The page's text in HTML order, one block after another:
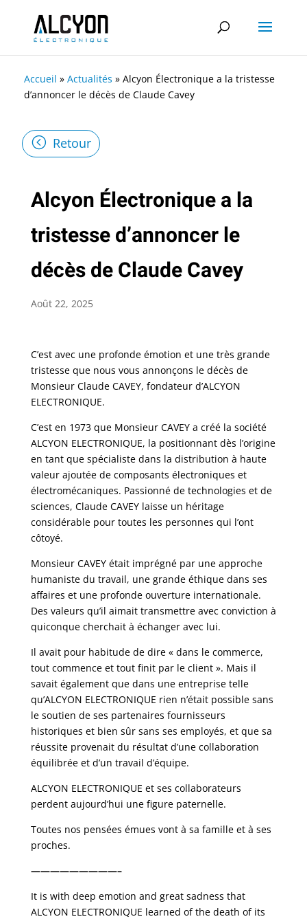
Accueil » Actualités » Alcyon Électronique a la tristesse
d’annoncer le décès de Claude Cavey
Retour
Alcyon Électronique a la
tristesse d’annoncer le
décès de Claude Cavey
Août 22, 2025
C’est avec une profonde émotion et une très grande
tristesse que nous vous annonçons le décès de
Monsieur Claude CAVEY, fondateur d’ALCYON
ELECTRONIQUE.
C’est en 1973 que Monsieur CAVEY a créé la société
ALCYON ELECTRONIQUE, la positionnant dès l’origine
en tant que spécialiste dans la distribution à haute
valeur ajoutée de composants électroniques et
électromécaniques. Passionné de technologies et de
sciences, Claude CAVEY laisse un héritage
considérable pour toutes les personnes qui l’ont
côtoyé.
Monsieur CAVEY était imprégné par une approche
humaniste du travail, une grande éthique dans ses
affaires et une profonde ouverture internationale.
Des valeurs qu’il aimait transmettre avec conviction à
quiconque cherchait à échanger avec lui.
Il avait pour habitude de dire « dans le commerce,
tout commence et tout finit par le client ». Mais il
savait également que dans une entreprise telle
qu’ALCYON ELECTRONIQUE rien n’était possible sans
le soutien de ses partenaires fournisseurs
historiques et bien sûr sans ses employés, et que sa
réussite provenait du résultat d’une collaboration
équilibrée et d’un travail d’équipe.
ALCYON ELECTRONIQUE et ses collaborateurs
perdent aujourd’hui une figure paternelle.
Toutes nos pensées émues vont à sa famille et à ses
proches.
—————————–
It is with deep emotion and great sadness that
ALCYON ELECTRONIQUE learned of the death of its